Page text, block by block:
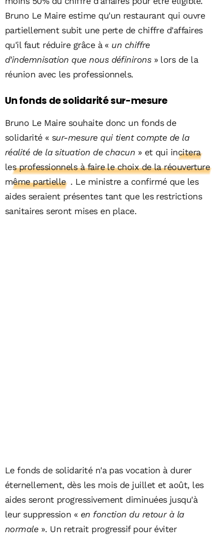
Bruno Le Maire estime qu'un restaurant qui ouvre
partiellement subit une perte de chiffre d'affaires
qu'il faut réduire grâce à « un chiffre
d'indemnisation que nous définirons » lors de la
réunion avec les professionnels.
Un fonds de solidarité sur-mesure
Bruno Le Maire souhaite donc un fonds de
solidarité « sur-mesure qui tient compte de la
réalité de la situation de chacun » et qui incitera
les professionnels à faire le choix de la réouverture
même partielle . Le ministre a confirmé que les
aides seraient présentes tant que les restrictions
sanitaires seront mises en place.
Le fonds de solidarité n'a pas vocation à durer
éternellement, dès les mois de juillet et août, les
aides seront progressivement diminuées jusqu'à
leur suppression « en fonction du retour à la
normale». Un retrait progressif pour éviter